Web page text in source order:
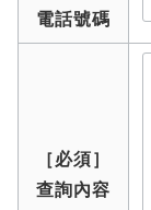
電話號碼
［必須］
查詢內容